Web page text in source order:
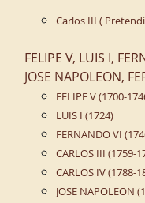
FELIPE V, LUIS I,
JOSE NAPOLEON,
FELIPE V (1700-
LUIS I (1724)
FERNANDO VI
CARLOS III (1759-
CARLOS IV (1788-
JOSE NAPOLEON